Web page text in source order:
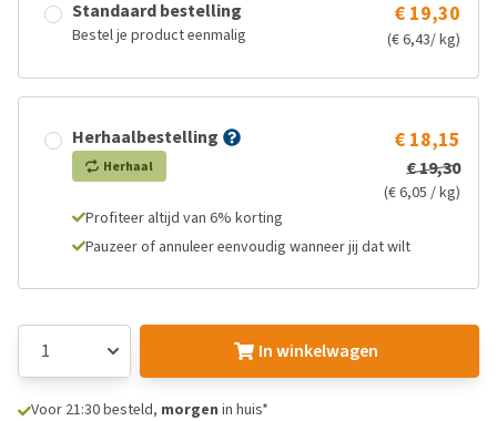
Standaard bestelling
Bestel je product eenmalig
€ 19,30
(€ 6,43/ kg)
Herhaalbestelling
Herhaal
€ 18,15
€ 19,30
(€ 6,05 / kg)
Profiteer altijd van 6% korting
Pauzeer of annuleer eenvoudig wanneer jij dat wilt
In winkelwagen
Voor 21:30 besteld, morgen in huis*